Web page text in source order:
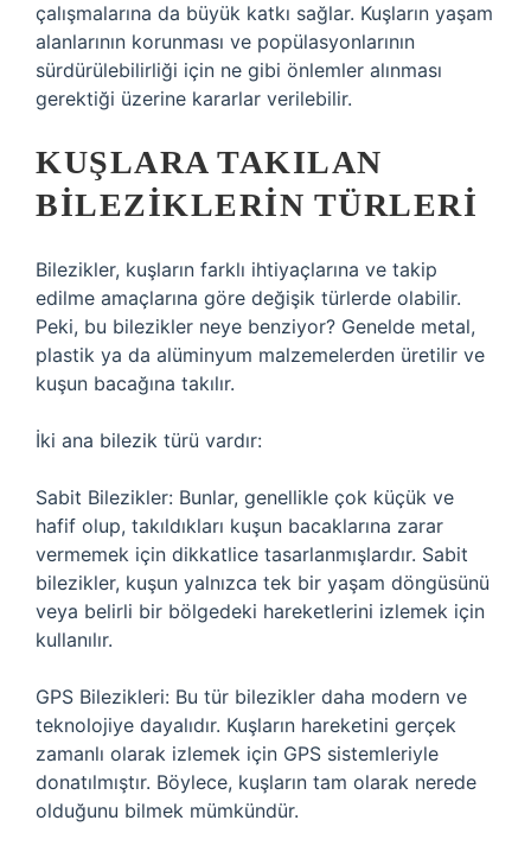
çalışmalarına da büyük katkı sağlar. Kuşların yaşam
alanlarının korunması ve popülasyonlarının
sürdürülebilirliği için ne gibi önlemler alınması
gerektiği üzerine kararlar verilebilir.
KUŞLARA TAKILAN
BILEZIKLERIN TÜRLERI
Bilezikler, kuşların farklı ihtiyaçlarına ve takip
edilme amaçlarına göre değişik türlerde olabilir.
Peki, bu bilezikler neye benziyor? Genelde metal,
plastik ya da alüminyum malzemelerden üretilir ve
kuşun bacağına takılır.
İki ana bilezik türü vardır:
Sabit Bilezikler: Bunlar, genellikle çok küçük ve
hafif olup, takıldıkları kuşun bacaklarına zarar
vermemek için dikkatlice tasarlanmışlardır. Sabit
bilezikler, kuşun yalnızca tek bir yaşam döngüsünü
veya belirli bir bölgedeki hareketlerini izlemek için
kullanılır.
GPS Bilezikleri: Bu tür bilezikler daha modern ve
teknolojiye dayalıdır. Kuşların hareketini gerçek
zamanlı olarak izlemek için GPS sistemleriyle
donatılmıştır. Böylece, kuşların tam olarak nerede
olduğunu bilmek mümkündür.